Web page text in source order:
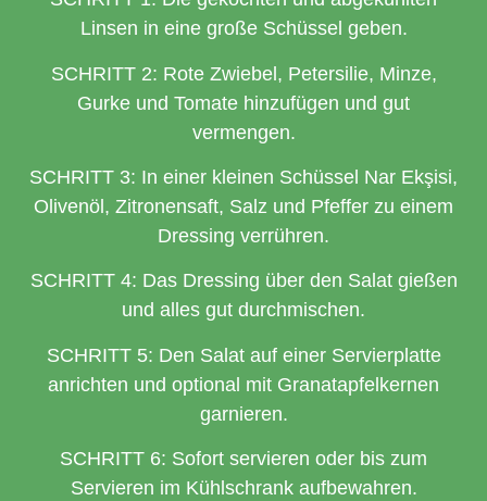
Linsen in eine große Schüssel geben.
SCHRITT 2: Rote Zwiebel, Petersilie, Minze,
Gurke und Tomate hinzufügen und gut
vermengen.
SCHRITT 3: In einer kleinen Schüssel Nar Ekşisi,
Olivenöl, Zitronensaft, Salz und Pfeffer zu einem
Dressing verrühren.
SCHRITT 4: Das Dressing über den Salat gießen
und alles gut durchmischen.
SCHRITT 5: Den Salat auf einer Servierplatte
anrichten und optional mit Granatapfelkernen
garnieren.
SCHRITT 6: Sofort servieren oder bis zum
Servieren im Kühlschrank aufbewahren.